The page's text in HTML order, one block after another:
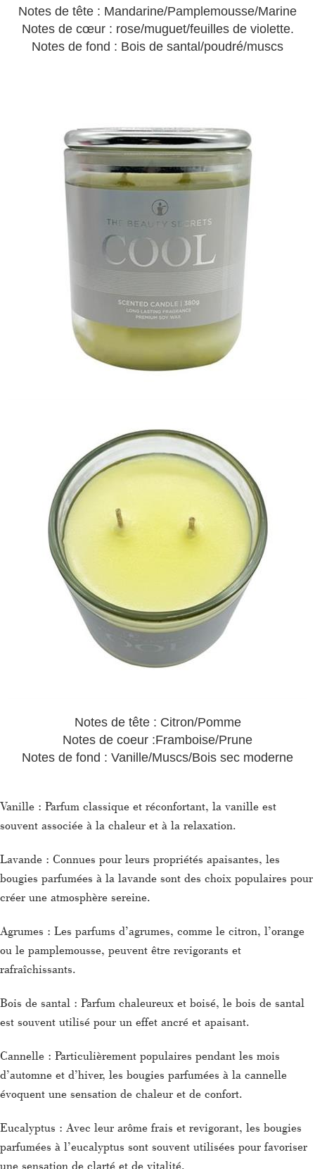
Notes de tête : Mandarine/Pamplemousse/Marine
Notes de cœur : rose/muguet/feuilles de violette.
Notes de fond : Bois de santal/poudré/muscs
Notes de tête : Citron/Pomme
Notes de coeur :Framboise/Prune
Notes de fond : Vanille/Muscs/Bois sec moderne
Vanille : Parfum classique et réconfortant, la vanille est
souvent associée à la chaleur et à la relaxation.
Lavande : Connues pour leurs propriétés apaisantes, les
bougies parfumées à la lavande sont des choix populaires pour
créer une atmosphère sereine.
Agrumes : Les parfums d’agrumes, comme le citron, l’orange
ou le pamplemousse, peuvent être revigorants et
rafraîchissants.
Bois de santal : Parfum chaleureux et boisé, le bois de santal
est souvent utilisé pour un effet ancré et apaisant.
Cannelle : Particulièrement populaires pendant les mois
d’automne et d’hiver, les bougies parfumées à la cannelle
évoquent une sensation de chaleur et de confort.
Eucalyptus : Avec leur arôme frais et revigorant, les bougies
parfumées à l’eucalyptus sont souvent utilisées pour favoriser
une sensation de clarté et de vitalité.